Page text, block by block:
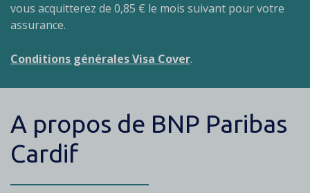
vous acquitterez de 0,85 € le mois suivant pour votre
assurance.
Conditions générales Visa Cover.
A propos de BNP Paribas
Cardif